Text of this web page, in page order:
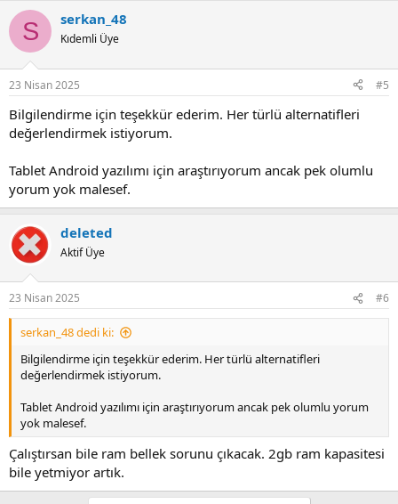
c
i
s
S serkan_48
Kıdemli Üye
23 Nisan 2025 #5
Bilgilendirme için teşekkür ederim. Her türlü alternatifleri
değerlendirmek istiyorum.
Tablet Android yazılımı için araştırıyorum ancak pek olumlu
yorum yok malesef.
deleted
Aktif Üye
23 Nisan 2025 #6
serkan_48 dedi ki:
Bilgilendirme için teşekkür ederim. Her türlü alternatifleri
değerlendirmek istiyorum.
Tablet Android yazılımı için araştırıyorum ancak pek olumlu yorum
yok malesef.
Çalıştırsan bile ram bellek sorunu çıkacak. 2gb ram kapasitesi
bile yetmiyor artık.